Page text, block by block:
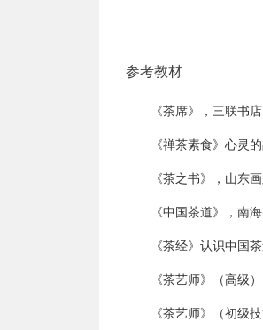
参考教材
《茶席》，三联书
《禅茶素食》心灵
《茶之书》，山东
《中国茶道》，南
《茶经》认识中国
《茶艺师》（高级
《茶艺师》（初级